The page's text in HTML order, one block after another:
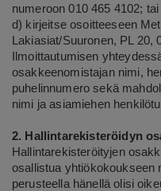
numeroon 010 465 4102; tai
d) kirjeitse osoitteeseen
Lakiasiat/Suuronen, PL 20,
Ilmoittautumisen
osakkeenomistajan nimi,
puhelinnumero sekä
nimi ja asiamiehen
2. Hallintarekisteröidyn
Hallintarekisteröityjen
osallistua yhtiökokoukseen
perusteella hänellä olisi